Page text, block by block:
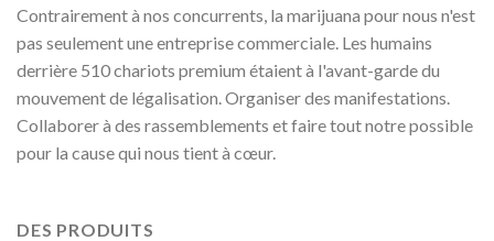
Contrairement à nos concurrents, la marijuana pour nous n'est
pas seulement une entreprise commerciale. Les humains
derrière 510 chariots premium étaient à l'avant-garde du
mouvement de légalisation. Organiser des manifestations.
Collaborer à des rassemblements et faire tout notre possible
pour la cause qui nous tient à cœur.
DES PRODUITS